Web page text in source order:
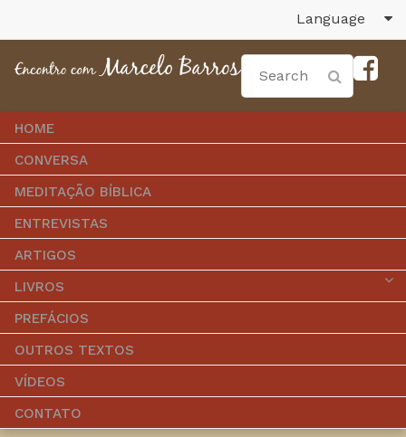
Language
HOME
CONVERSA
MEDITAÇÃO BÍBLICA
ENTREVISTAS
ARTIGOS
LIVROS
PREFÁCIOS
OUTROS TEXTOS
VÍDEOS
CONTATO